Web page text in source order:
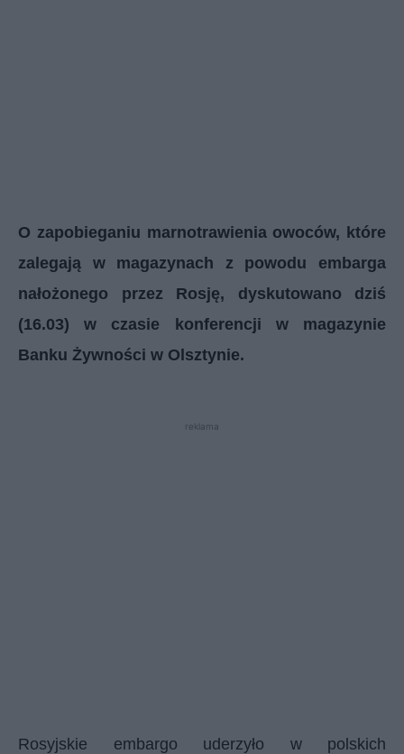
O zapobieganiu marnotrawienia owoców, które
zalegają w magazynach z powodu embarga
nałożonego przez Rosję, dyskutowano dziś
(16.03) w czasie konferencji w magazynie
Banku Żywności w Olsztynie.
reklama
Rosyjskie embargo uderzyło w polskich